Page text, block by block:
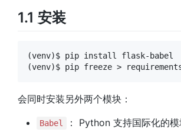
1.1 安装
(venv)$ pip install flask-babel
会同时安装另外两个模块：
Babel ： Python 支持国际化的